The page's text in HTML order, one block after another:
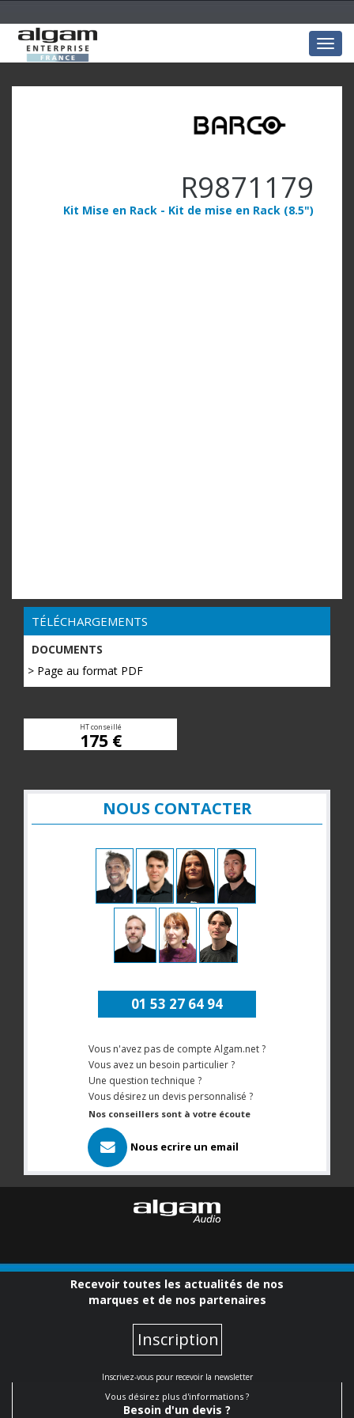
R9871179
Kit Mise en Rack - Kit de mise en Rack (8.5")
TÉLÉCHARGEMENTS
DOCUMENTS
> Page au format PDF
HT conseillé
175 €
NOUS CONTACTER
01 53 27 64 94
Vous n'avez pas de compte Algam.net ?
Vous avez un besoin particulier ?
Une question technique ?
Vous désirez un devis personnalisé ?
Nos conseillers sont à votre écoute
Nous ecrire un email
Recevoir toutes les actualités de nos
marques et de nos partenaires
Inscription
Inscrivez-vous pour recevoir la newsletter
Vous désirez plus d'informations ?
Besoin d'un devis ?